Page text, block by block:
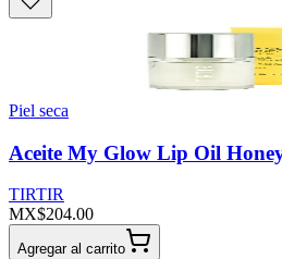
Piel seca
Aceite My Glow Lip Oil
TIRTIR
MX$204.00
Agregar al carrito